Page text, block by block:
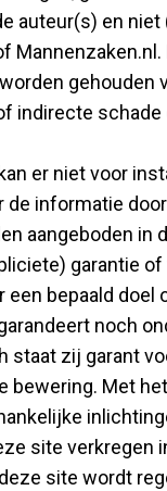
auteur(s) en
gehouden
indirecte
er niet voor
de informatie
aangeboden in
garantie
een bepaald doel
noch
staat zij garant
bewering. Met
site verkregen
site wordt